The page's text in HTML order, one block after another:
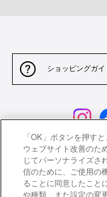
油馴染みがよく、焼き付ける
専用のインナー
日本の土鍋よりヒントを得
開発しました。炊飯や煮物を
ストレスを軽減します。
ショッピングガイ
サイトポリシー
並行輸入品について
「OK」ボタンを押す
ウェブサイト改善のた
じてパーソナライズさ
信のために、ご使用の
ることに同意したこと
や種類、また設定の変